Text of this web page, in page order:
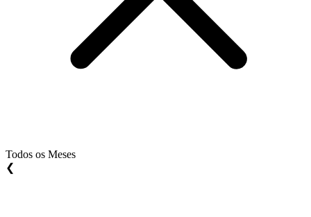
Todos os Meses
❮